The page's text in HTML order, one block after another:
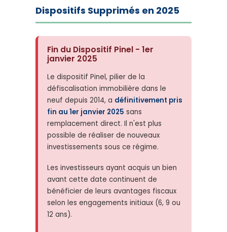
Dispositifs Supprimés en 2025
Fin du Dispositif Pinel - 1er
janvier 2025
Le dispositif Pinel, pilier de la
défiscalisation immobilière dans le
neuf depuis 2014, a définitivement pris
fin au 1er janvier 2025 sans
remplacement direct. Il n'est plus
possible de réaliser de nouveaux
investissements sous ce régime.
Les investisseurs ayant acquis un bien
avant cette date continuent de
bénéficier de leurs avantages fiscaux
selon les engagements initiaux (6, 9 ou
12 ans).